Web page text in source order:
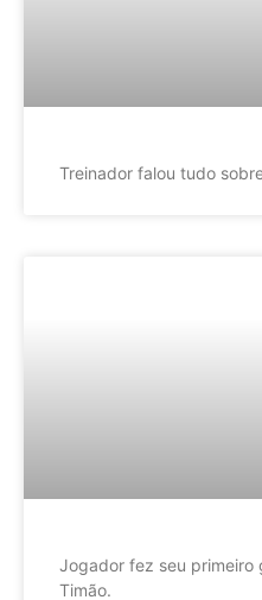
Treinador falou tudo
Jogador fez seu primeiro
Timão.